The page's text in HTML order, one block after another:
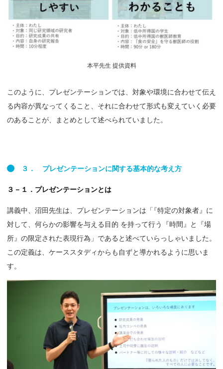
本平先生 提供資料
このように、プレゼンテーションでは、対象や環境に合わせて伝え
る内容が異なってくること、それに合わせて形式も変えていく必要
のあることが、まとめとして述べられていました。
３． プレゼンテーションに関する基本的な考え 方
３－１．プレゼンテーションとは
講義中、沼田先生は、プレゼンテーションは 「『特定の対象者』に
対して、何らかの影響を与える目的 を持って行う『時間』と『場
所』の限定された表現行為」であると述べていらっしゃいました。
この定義は、ケーススタディからも自ずと導かれるように思いま
す。